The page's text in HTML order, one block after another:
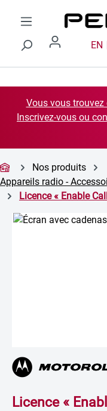
Passer au contenu
EN
Vous vous
Inscrivez-vous ou
Nos produits
Appareils radio -
Licence « Enable
Ignorer la galerie
Licence «